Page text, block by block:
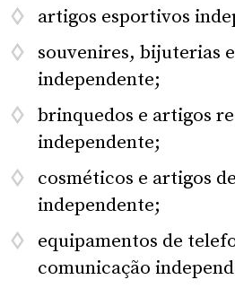
artigos esportivos
souvenires, bijuterias
independente;
brinquedos e artigos
independente;
cosméticos e artigos
independente;
equipamentos de
comunicação